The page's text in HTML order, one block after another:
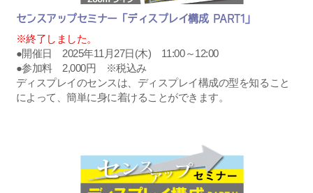
センスアップセミナー「ディスプレイ構成 PART1」
※終了しました。
●開催日 2025年11月27日(木) 11:00～12:00
●参加料 2,000円 ※税込み
ディスプレイのセンスは、ディスプレイ構成の型を知ること
によって、簡単に身に着けることができます。